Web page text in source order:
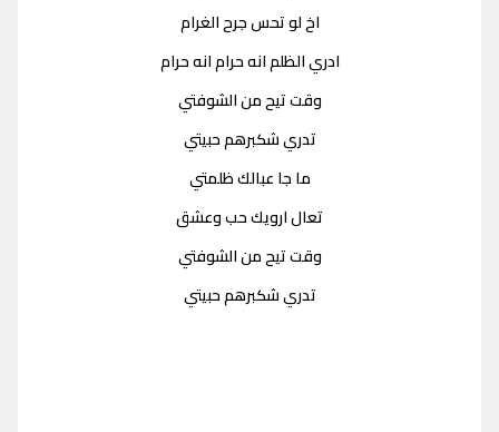
اخ لو تحس جرح الغرام
ادري الظلم انه حرام انه حرام
وقت تيح من الشوفتي
تدري شكبرهم حبيتي
ما جا عبالك ظلمتي
تعال ارويك حب وعشق
وقت تيح من الشوفتي
تدري شكبرهم حبيتي